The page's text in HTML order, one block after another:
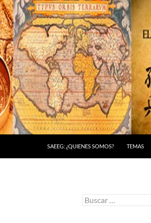
SAEEG: ¿QUIENES SOMOS? TEMAS
Buscar: